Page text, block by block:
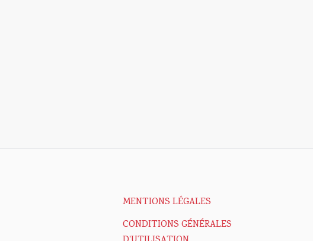
MENTIONS LÉGALES
CONDITIONS GÉNÉRALES